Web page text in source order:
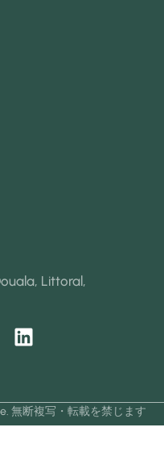
Littoral,
L
k
e
無断複写・転載を禁じます